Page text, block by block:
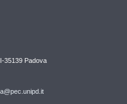
35139 Padova